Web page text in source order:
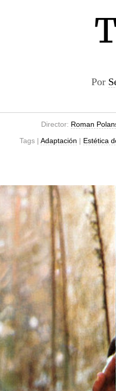
Por
Director: Roman
Tags |Adaptación | Estética